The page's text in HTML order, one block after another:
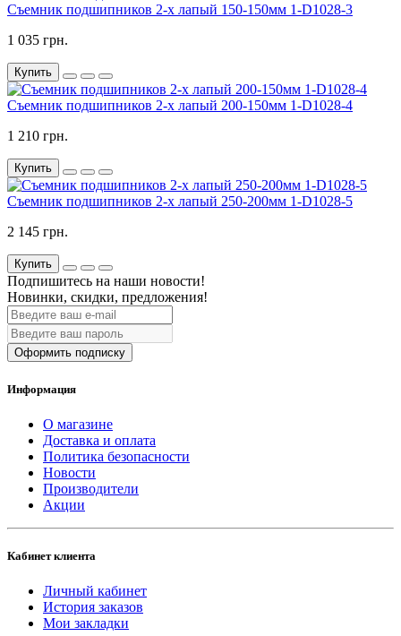
Съемник подшипников 2-х лапый 150-150мм 1-D1028-3
1 035 грн.
Купить
Съемник подшипников 2-х лапый 200-150мм 1-D1028-4
1 210 грн.
Купить
Съемник подшипников 2-х лапый 250-200мм 1-D1028-5
2 145 грн.
Купить
Подпишитесь на наши новости!
Новинки, скидки, предложения!
Оформить подписку
Информация
О магазине
Доставка и оплата
Политика безопасности
Новости
Производители
Акции
Кабинет клиента
Личный кабинет
История заказов
Мои закладки